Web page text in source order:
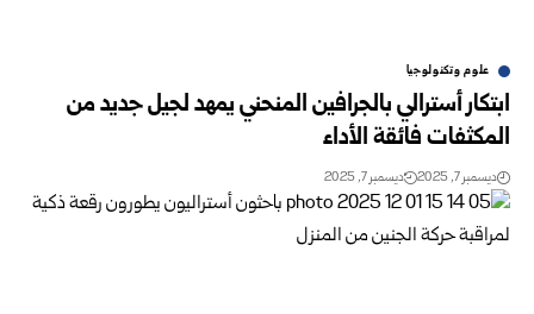
علوم وتكنولوجيا
ابتكار أسترالي بالجرافين المنحني يمهد لجيل جديد من
المكثفات فائقة الأداء
ديسمبر 7, 2025 ديسمبر 7, 2025